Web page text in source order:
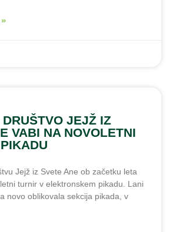
DRUŠTVO JEJŽ IZ
VABI NA NOVOLETNI
Jejž iz Svete Ane ob začetku leta
turnir v elektronskem pikadu. Lani
novo oblikovala sekcija pikada, v